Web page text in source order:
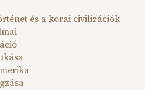
és a korai civilizációk